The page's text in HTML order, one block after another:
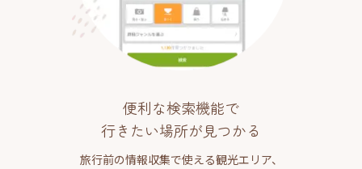
便利な検索機能で
行きたい場所が見つかる
旅行前の情報収集で使える観光エリア、